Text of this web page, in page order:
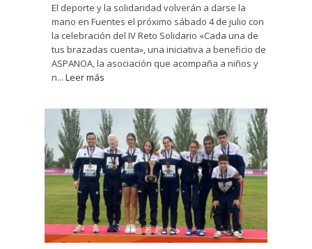
El deporte y la solidaridad volverán a darse la
mano en Fuentes el próximo sábado 4 de julio con
la celebración del IV Reto Solidario «Cada una de
tus brazadas cuenta», una iniciativa a beneficio de
ASPANOA, la asociación que acompaña a niños y
n... Leer más